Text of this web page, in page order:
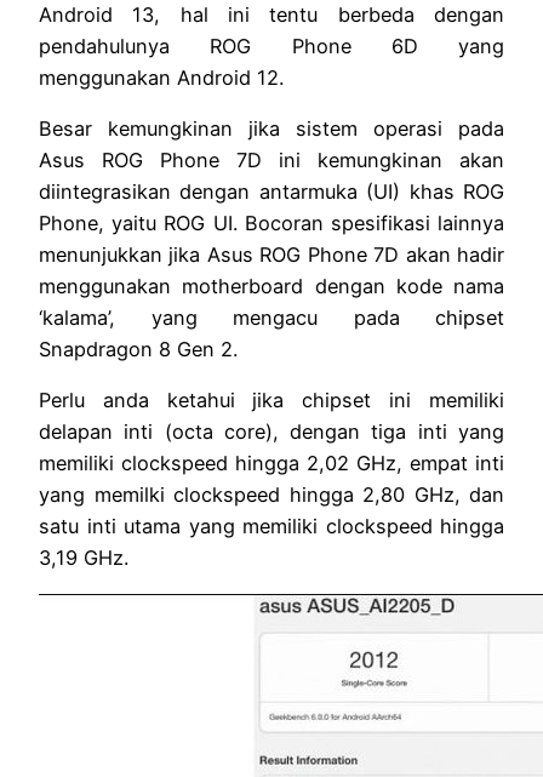
Android 13, hal ini tentu berbeda dengan
pendahulunya ROG Phone 6D yang
menggunakan Android 12.
Besar kemungkinan jika sistem operasi pada
Asus ROG Phone 7D ini kemungkinan akan
diintegrasikan dengan antarmuka (UI) khas ROG
Phone, yaitu ROG UI. Bocoran spesifikasi lainnya
menunjukkan jika Asus ROG Phone 7D akan hadir
menggunakan motherboard dengan kode nama
‘kalama’, yang mengacu pada chipset
Snapdragon 8 Gen 2.
Perlu anda ketahui jika chipset ini memiliki
delapan inti (octa core), dengan tiga inti yang
memiliki clockspeed hingga 2,02 GHz, empat inti
yang memilki clockspeed hingga 2,80 GHz, dan
satu inti utama yang memiliki clockspeed hingga
3,19 GHz.